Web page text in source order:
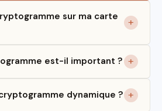
sur ma carte
est-il important ?
dynamique ?